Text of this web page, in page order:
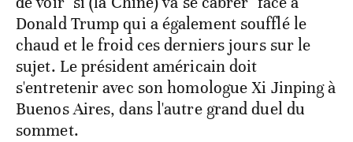
Donald Trump qui a également soufflé le
chaud et le froid ces derniers jours sur le
sujet. Le président américain doit
s'entretenir avec son homologue Xi Jinping à
Buenos Aires, dans l'autre grand duel du
sommet.